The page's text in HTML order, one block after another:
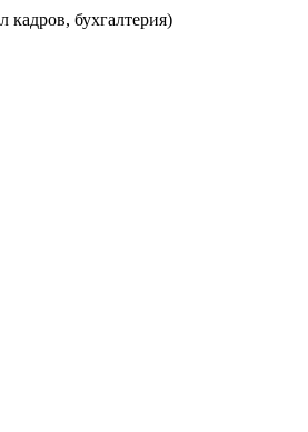
кадров, бухгалтерия)